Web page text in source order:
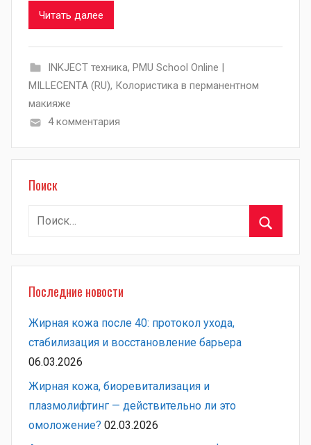
Читать далее
INKJECT техника, PMU School Online |
MILLECENTA (RU), Колористика в перманентном
макияже
4 комментария
Поиск
Найти:
Последние новости
Жирная кожа после 40: протокол ухода,
стабилизация и восстановление барьера
06.03.2026
Жирная кожа, биоревитализация и
плазмолифтинг — действительно ли это
омоложение? 02.03.2026